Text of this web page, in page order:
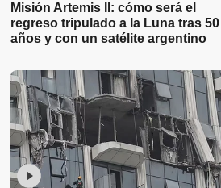
Misión Artemis II: cómo será el
regreso tripulado a la Luna tras 50
años y con un satélite argentino